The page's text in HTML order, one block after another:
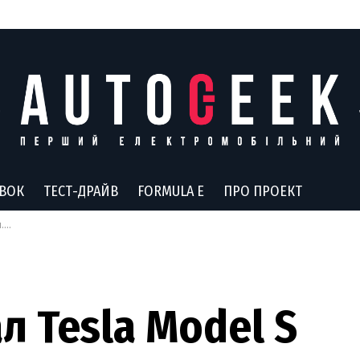
ТЕСТ-ДРАЙВ FORMULA E ПРО ПРОЕКТ
Tesla Model S